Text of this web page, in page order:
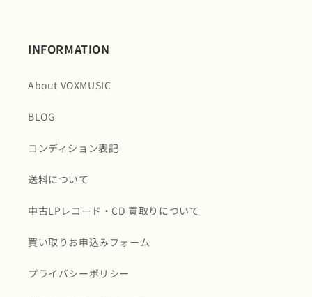
INFORMATION
About VOXMUSIC
BLOG
コンディション表記
送料について
中古LPレコード・CD 買取りについて
買い取りお申込みフォーム
プライバシーポリシー